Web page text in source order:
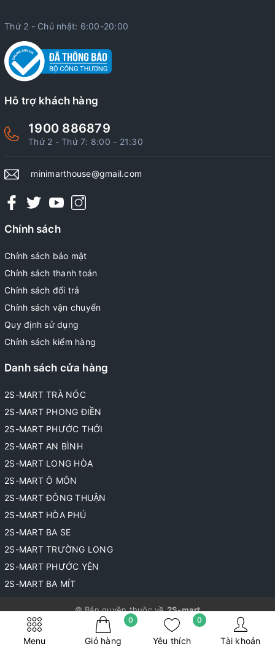
Menu Giỏ hàng
0
Yêu thích
0
Tài khoản
Thứ 2 - Chủ nhật: 6:00-20:00
Hỗ trợ khách hàng
1900 886879
Thứ 2 - Thứ 7: 8:00 - 21:30
minimarthouse@gmail.com
Chính sách
Chính sách bảo mật
Chính sách thanh toán
Chính sách đổi trả
Chính sách vận chuyển
Quy định sử dụng
Chính sách kiểm hàng
Danh sách cửa hàng
2S-MART TRÀ NÓC
2S-MART PHONG ĐIỀN
2S-MART PHƯỚC THỚI
2S-MART AN BÌNH
2S-MART LONG HÒA
2S-MART Ô MÔN
2S-MART ĐÔNG THUẬN
2S-MART HÒA PHÚ
2S-MART BA SE
2S-MART TRƯỜNG LONG
2S-MART PHƯỚC YÊN
2S-MART BA MÍT
© Bản quyền thuộc về2S-mart
Cung cấp bởi
Sapo